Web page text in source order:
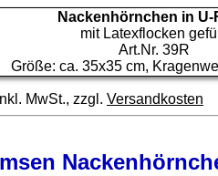
Nackenhörnchen in U-
mit Latexflocken
Art.Nr. 39R
Größe: ca. 35x35 cm,
MwSt., zzgl. Versandkosten